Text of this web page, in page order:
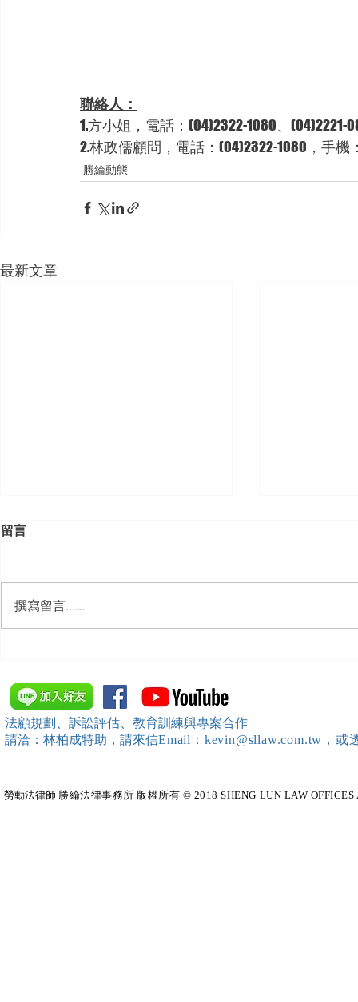
聯絡人：
1.方小姐，電話：(04)2322-1080、(04)2221-
2.林政儒顧問，電話：(04)2322-1080，手
勝綸動態
最新文章
中、南等地辦理（職場霸凌防
治教育訓練）課程 邀請本所律
師團隊擔任講師，課程圓滿完
成~*
留言
撰寫留言......
法顧規劃、訴訟評估、教育訓練與專案合作
請洽：林柏成特助 ，請來信Email：kevin@sllaw.com.tw，
勞動法律師​ 勝綸法律事務所 版權所有 © 2018 SHENG LUN LAW